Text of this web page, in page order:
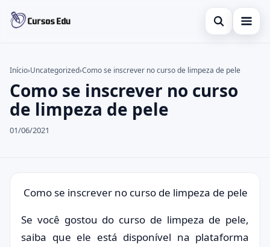
Abrir busca
Inglês
Idiomas
Buscar no site ×
Buscar por:
Pressione Enter para buscar ou ESC para fechar.
Início›Uncategorized›Como se inscrever no curso de limpeza de pele
Como se inscrever no curso
de limpeza de pele
01/06/2021
Como se inscrever no curso de limpeza de pele
Se você gostou do curso de limpeza de pele,
saiba que ele está disponível na plataforma